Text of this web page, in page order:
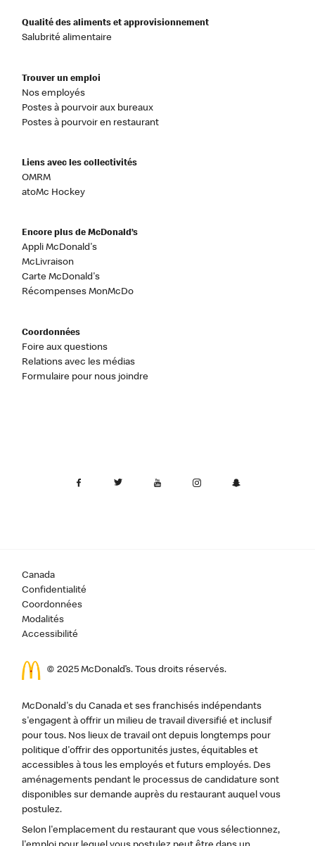
Qualité des aliments et approvisionnement
Salubrité alimentaire
Trouver un emploi
Nos employés
Postes à pourvoir aux bureaux
Postes à pourvoir en restaurant
Liens avec les collectivités
OMRM
atoMc Hockey
Encore plus de McDonald’s
Appli McDonald's
McLivraison
Carte McDonald's
Récompenses MonMcDo
Coordonnées
Foire aux questions
Relations avec les médias
Formulaire pour nous joindre
Canada
Confidentialité
Coordonnées
Modalités
Accessibilité
© 2025 McDonald’s. Tous droits réservés.
McDonald's du Canada et ses franchisés indépendants
s'engagent à offrir un milieu de travail diversifié et inclusif
pour tous. Nos lieux de travail ont depuis longtemps pour
politique d'offrir des opportunités justes, équitables et
accessibles à tous les employés et futurs employés. Des
aménagements pendant le processus de candidature sont
disponibles sur demande auprès du restaurant auquel vous
postulez.
Selon l'emplacement du restaurant que vous sélectionnez,